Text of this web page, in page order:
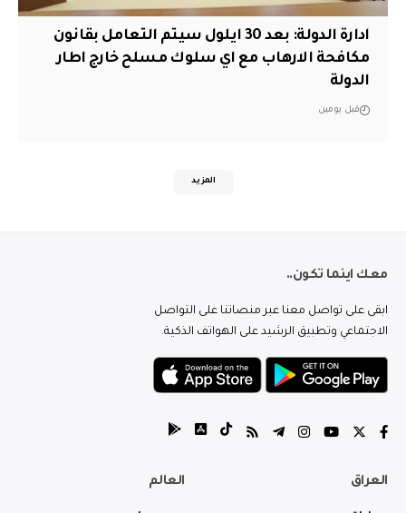
ادارة الدولة: بعد 30 ايلول سيتم التعامل بقانون
مكافحة الارهاب مع اي سلوك مسلح خارج اطار
الدولة
قبل يومين
المزيد
معك اينما تكون..
ابقى على تواصل معنا عبر منصاتنا على التواصل
الاجتماعي وتطبيق الرشيد على الهواتف الذكية.
العراق العالم